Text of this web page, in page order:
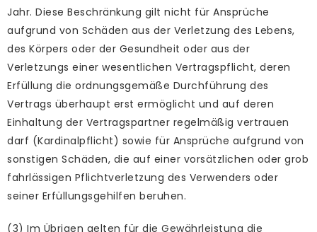
Jahr. Diese Beschränkung gilt nicht für Ansprüche
aufgrund von Schäden aus der Verletzung des Lebens,
des Körpers oder der Gesundheit oder aus der
Verletzungs einer wesentlichen Vertragspflicht, deren
Erfüllung die ordnungsgemäße Durchführung des
Vertrags überhaupt erst ermöglicht und auf deren
Einhaltung der Vertragspartner regelmäßig vertrauen
darf (Kardinalpflicht) sowie für Ansprüche aufgrund von
sonstigen Schäden, die auf einer vorsätzlichen oder grob
fahrlässigen Pflichtverletzung des Verwenders oder
seiner Erfüllungsgehilfen beruhen.
(3) Im Übrigen gelten für die Gewährleistung die